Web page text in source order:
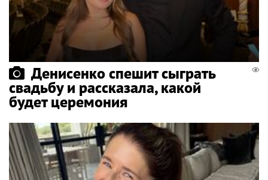
Денисенко спешит сыграть
свадьбу и рассказала, какой
будет церемония